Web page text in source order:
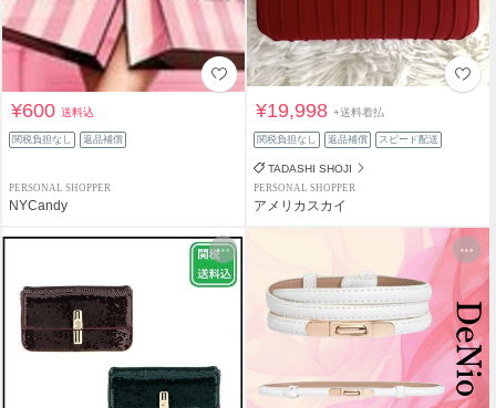
¥600送料込
関税負担なし 返品補償
PERSONAL SHOPPER
NYCandy
¥19,998+送料着払
関税負担なし 返品補償 スピード配送
TADASHI SHOJI
PERSONAL SHOPPER
アメリカスカイ